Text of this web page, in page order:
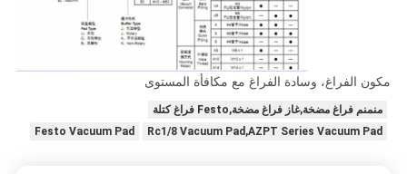
مكون الفراغ، وسادة الفراغ مع مكافأة المستوى
منمنم فراغ مضخة,غاز فراغ مضخة,Festo فراغ كتلة
Rc1/8 Vacuum Pad,AZPT Series Vacuum Pad
Festo Vacuum Pad